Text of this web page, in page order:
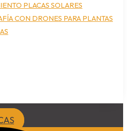
PLACAS SOLARES
CON DRONES PARA PLANTAS